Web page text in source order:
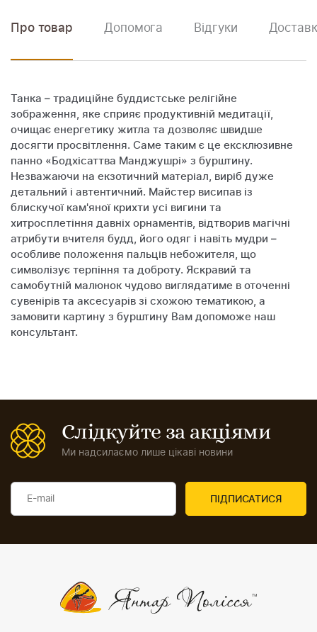
Про товар Допомога Відгуки
Танка – традиційне буддистське релігійне
зображення, яке сприяє продуктивній медитації,
очищає енергетику житла та дозволяє швидше
досягти просвітлення. Саме таким є це ексклюзивне
панно «Бодхісаттва Манджушрі» з бурштину.
Незважаючи на екзотичний матеріал, виріб дуже
детальний і автентичний. Майстер висипав із
блискучої кам'яної крихти усі вигини та
хитросплетіння давніх орнаментів, відтворив магічні
атрибути вчителя будд, його одяг і навіть мудри –
особливе положення пальців небожителя, що
символізує терпіння та доброту. Яскравий та
самобутній малюнок чудово виглядатиме в оточенні
сувенірів та аксесуарів зі схожою тематикою, а
замовити картину з бурштину Вам допоможе наш
консультант.
Слідкуйте за акціями
Ми надсилаємо лише цікаві новини